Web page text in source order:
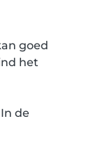
goed
het
de